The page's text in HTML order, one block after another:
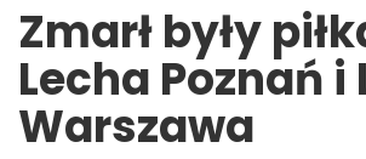
Zmarł były
Lecha Poznań i
Warszawa